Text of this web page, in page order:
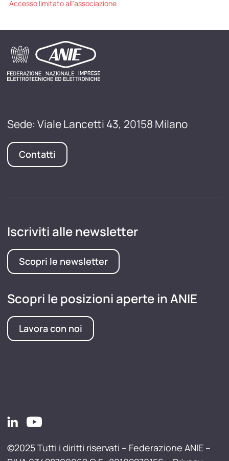
Accesso limitato all'associazione
Sede: Viale Lancetti 43, 20158 Milano
Contatti
Iscriviti alle newsletter
Scopri le newsletter
Scopri le posizioni aperte in ANIE
Lavora con noi
©2025 Tutti i diritti riservati – Federazione ANIE –